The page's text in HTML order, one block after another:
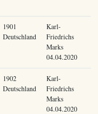
1901
Deutschland
Karl-
Friedrichs
Marks
04.04.2020
1902
Deutschland
Karl-
Friedrichs
Marks
04.04.2020